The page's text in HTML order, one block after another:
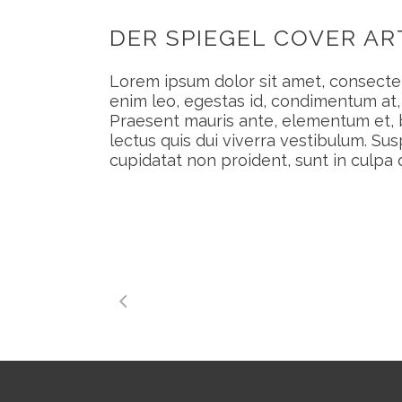
DER SPIEGEL COVER
Lorem ipsum dolor sit amet,
enim leo, egestas id, condimentum
Praesent mauris ante, elementum
lectus quis dui viverra vestibulum.
cupidatat non proident, sunt in culpa